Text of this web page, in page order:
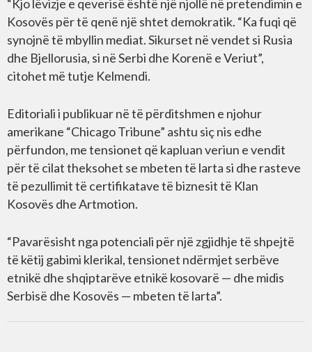
“Kjo lëvizje e qeverisë është një njollë në pretendimin e
Kosovës për të qenë një shtet demokratik. “Ka fuqi që
synojnë të mbyllin mediat. Sikurset në vendet si Rusia
dhe Bjellorusia, si në Serbi dhe Korenë e Veriut”,
citohet më tutje Kelmendi.
Editoriali i publikuar në të përditshmen e njohur
amerikane “Chicago Tribune” ashtu siç nis edhe
përfundon, me tensionet që kapluan veriun e vendit
për të cilat theksohet se mbeten të larta si dhe rasteve
të pezullimit të certifikatave të biznesit të Klan
Kosovës dhe Artmotion.
“Pavarësisht nga potenciali për një zgjidhje të shpejtë
të këtij gabimi klerikal, tensionet ndërmjet serbëve
etnikë dhe shqiptarëve etnikë kosovarë — dhe midis
Serbisë dhe Kosovës — mbeten të larta”.